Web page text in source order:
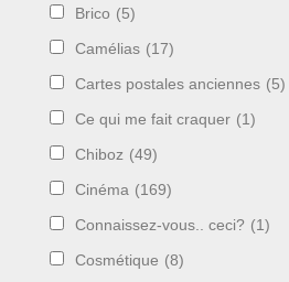
Brico (5)
Camélias (17)
Cartes postales anciennes (5)
Ce qui me fait craquer (1)
Chiboz (49)
Cinéma (169)
Connaissez-vous.. ceci? (1)
Cosmétique (8)